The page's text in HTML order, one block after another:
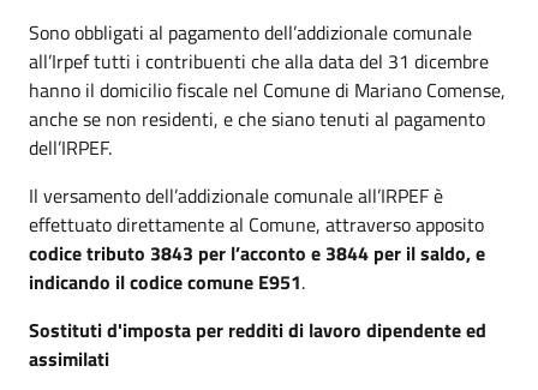
Sono obbligati al pagamento dell’addizionale comunale
all’Irpef tutti i contribuenti che alla data del 31 dicembre
hanno il domicilio fiscale nel Comune di Mariano Comense,
anche se non residenti, e che siano tenuti al pagamento
dell’IRPEF.
Il versamento dell’addizionale comunale all’IRPEF è
effettuato direttamente al Comune, attraverso apposito
codice tributo 3843 per l’acconto e 3844 per il saldo, e
indicando il codice comune E951.
Sostituti d'imposta per redditi di lavoro dipendente ed
assimilati